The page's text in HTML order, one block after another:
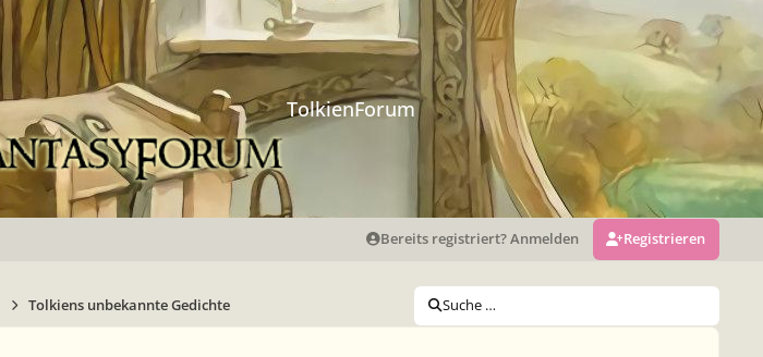
TolkienForum
Bereits registriert? Anmelden Registrieren
Tolkiens unbekannte Gedichte Suche …